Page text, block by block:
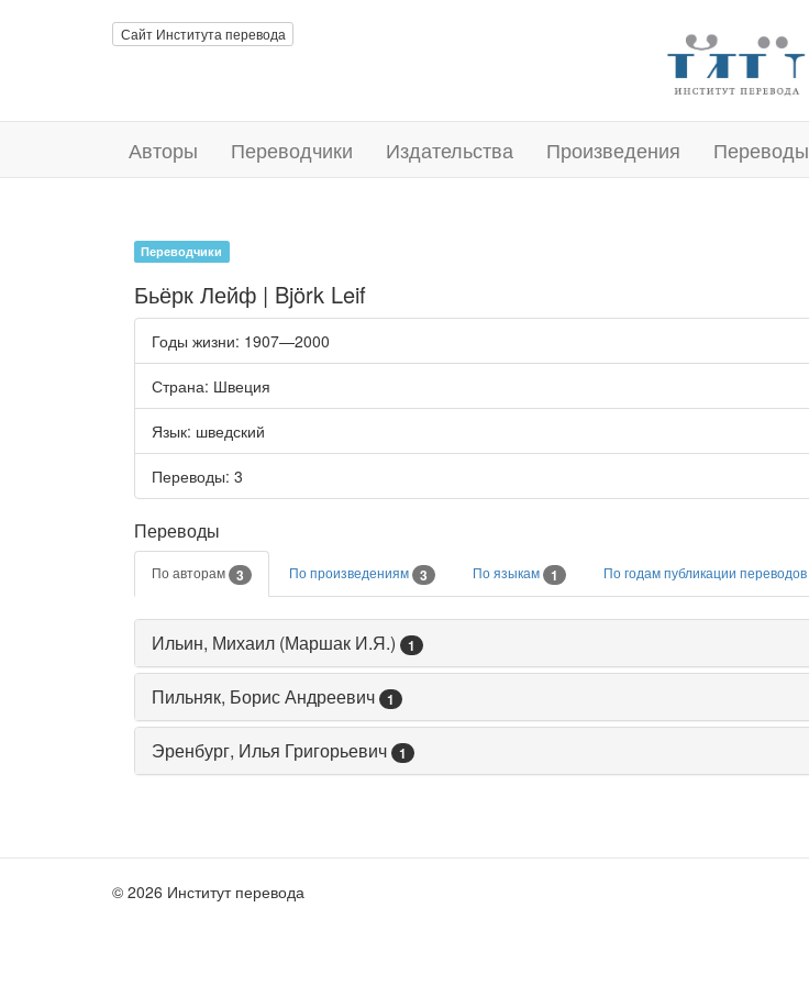
Сайт Института перевода
Авторы Переводчики Издательства Произведения Переводы
Переводчики
Бьёрк Лейф | Björk Leif
Годы жизни: 1907—2000
Страна: Швеция
Язык: шведский
Переводы: 3
Переводы
По авторам 3 По произведениям 3 По языкам 1 По годам публикации переводов
Ильин, Михаил (Маршак И.Я.) 1
Пильняк, Борис Андреевич 1
Эренбург, Илья Григорьевич 1
© 2026 Институт перевода